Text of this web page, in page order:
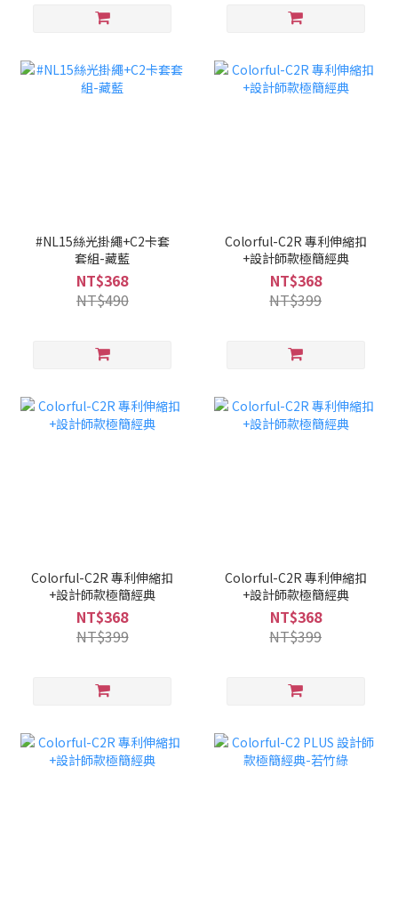
#NL15絲光掛繩+C2卡套
套組-藏藍
NT$368
NT$490
Colorful-C2R 專利伸縮扣
+設計師款極簡經典
NT$368
NT$399
Colorful-C2R 專利伸縮扣
+設計師款極簡經典
NT$368
NT$399
Colorful-C2R 專利伸縮扣
+設計師款極簡經典
NT$368
NT$399